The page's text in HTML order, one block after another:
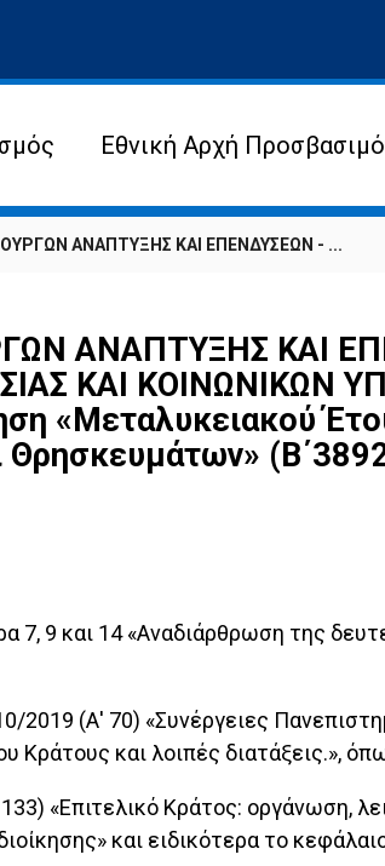
Εθνική Αρχή
ΑΝΑΠΤΥΞΗΣ ΚΑΙ ΕΠΕΝΔΥΣΕΩΝ - ...
ΑΝΑΠΤΥΞΗΣ ΚΑΙ
ΚΑΙ ΚΟΙΝΩΝΙΚΩΝ
«Μεταλυκειακού
Θρησκευμάτων»
7, 9 και 14 «Αναδιάρθρωση της
2019 (Α' 70) «Συνέργειες
Κράτους και λοιπές διατάξεις.»,
«Επιτελικό Κράτος: οργάνωση,
και ειδικότερα το